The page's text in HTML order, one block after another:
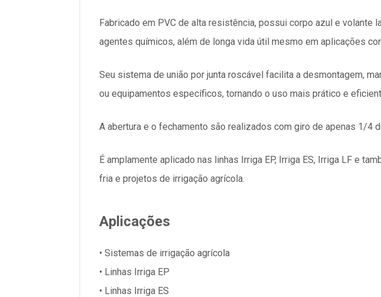
Fabricado em PVC de alta resistência, possui corpo azul e volante
agentes químicos, além de longa vida útil mesmo em aplicações
Seu sistema de união por junta roscável facilita a desmontagem,
ou equipamentos específicos, tornando o uso mais prático e
A abertura e o fechamento são realizados com giro de apenas 1/4
É amplamente aplicado nas linhas Irriga EP, Irriga ES, Irriga LF e
fria e projetos de irrigação agrícola.
Aplicações
• Sistemas de irrigação agrícola
• Linhas Irriga EP
• Linhas Irriga ES